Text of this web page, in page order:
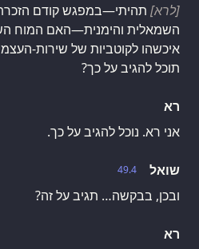
[לרא] תהיתי—במפגש קודם
השמאלית והימנית—האם המוח
איכשהו לקוטביות של שירות-
תוכל להגיב על כך?
רא
אני רא. נוכל להגיב על כך.
49.4
שואל
ובכן, בבקשה… תגיב על זה?
רא